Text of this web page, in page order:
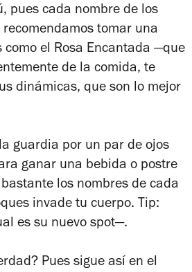
pues cada nombre de los
tomar una
como el Rosa Encantada —que
de la comida, te
dinámicas, que son lo mejor
guardia por un par de ojos
ganar una bebida o postre
los nombres de cada
invade tu cuerpo. Tip:
es su nuevo spot—.
Pues sigue así en el